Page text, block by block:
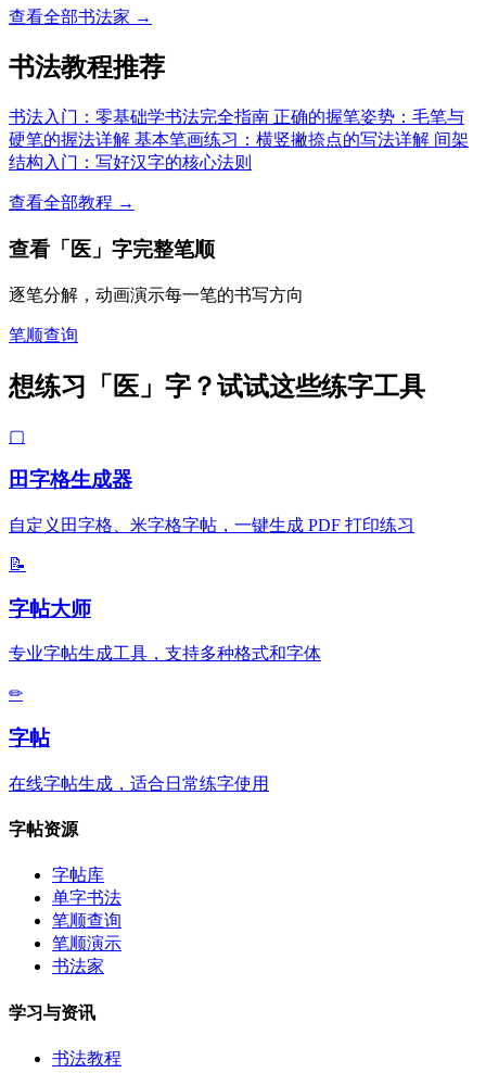
查看全部书法家 →
书法教程推荐
书法入门：零基础学书法完全指南 正确的握笔姿势：毛笔与
硬笔的握法详解 基本笔画练习：横竖撇捺点的写法详解 间架
结构入门：写好汉字的核心法则
查看全部教程 →
查看「医」字完整笔顺
逐笔分解，动画演示每一笔的书写方向
笔顺查询
想练习「医」字？试试这些练字工具
▢
田字格生成器
自定义田字格、米字格字帖，一键生成 PDF 打印练习
📝
字帖大师
专业字帖生成工具，支持多种格式和字体
✏
字帖
在线字帖生成，适合日常练字使用
字帖资源
字帖库
单字书法
笔顺查询
笔顺演示
书法家
学习与资讯
书法教程